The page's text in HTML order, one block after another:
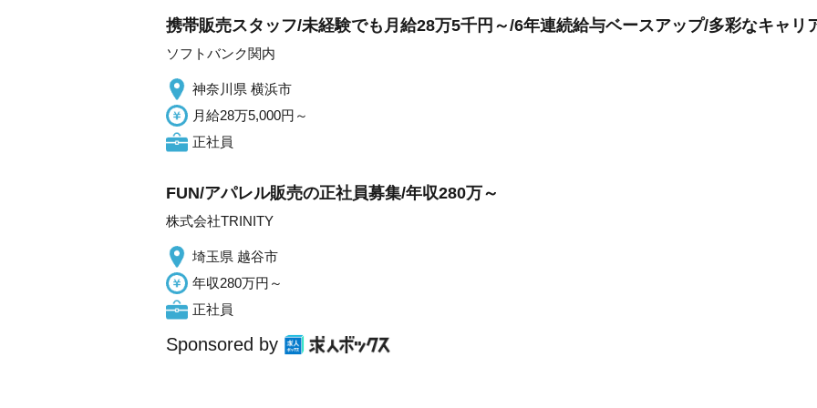
携帯販売スタッフ/未経験でも月給28万5千円～/6年連続給与ベースアップ/多彩なキャリ
ソフトバンク関内
神奈川県 横浜市
月給28万5,000円～
正社員
FUN/アパレル販売の正社員募集/年収280万～
株式会社TRINITY
埼玉県 越谷市
年収280万円～
正社員
Sponsored by